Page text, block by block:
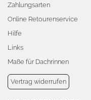
Zahlungsarten
Online Retourenservice
Hilfe
Links
Maße für Dachrinnen
Vertrag widerrufen